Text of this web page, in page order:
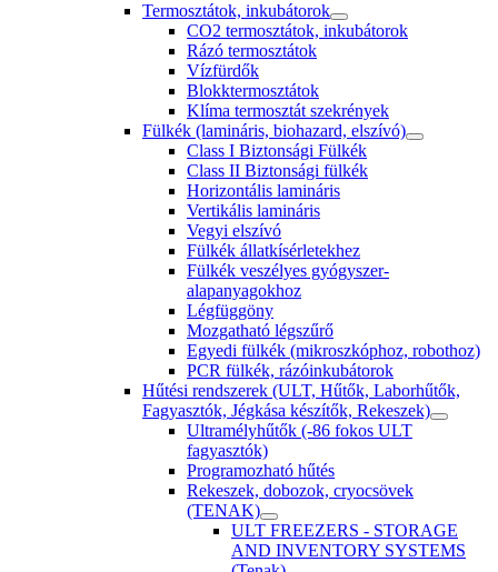
Termosztátok, inkubátorok
CO2 termosztátok, inkubátorok
Rázó termosztátok
Vízfürdők
Blokktermosztátok
Klíma termosztát szekrények
Fülkék (lamináris, biohazard, elszívó)
Class I Biztonsági Fülkék
Class II Biztonsági fülkék
Horizontális lamináris
Vertikális lamináris
Vegyi elszívó
Fülkék állatkísérletekhez
Fülkék veszélyes gyógyszer-
alapanyagokhoz
Légfüggöny
Mozgatható légszűrő
Egyedi fülkék (mikroszkóphoz, robothoz)
PCR fülkék, rázóinkubátorok
Hűtési rendszerek (ULT, Hűtők, Laborhűtők,
Fagyasztók, Jégkása készítők, Rekeszek)
Ultramélyhűtők (-86 fokos ULT
fagyasztók)
Programozható hűtés
Rekeszek, dobozok, cryocsövek
(TENAK)
ULT FREEZERS - STORAGE
AND INVENTORY SYSTEMS